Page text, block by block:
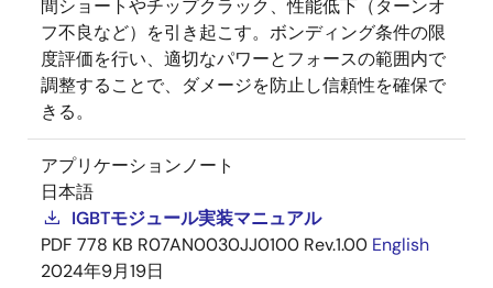
間ショートやチップクラック、性能低下（ターンオ
フ不良など）を引き起こす。ボンディング条件の限
度評価を行い、適切なパワーとフォースの範囲内で
調整することで、ダメージを防止し信頼性を確保で
きる。
アプリケーションノート
日本語
IGBTモジュール実装マニュアル
PDF 778 KB R07AN0030JJ0100 Rev.1.00 English
2024年9月19日